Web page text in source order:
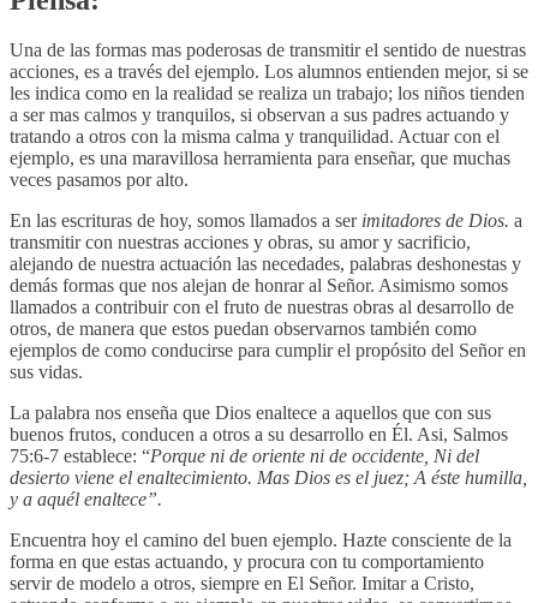
Una de las formas mas poderosas de transmitir el sentido de nuestras
acciones, es a través del ejemplo. Los alumnos entienden mejor, si se
les indica como en la realidad se realiza un trabajo; los niños tienden
a ser mas calmos y tranquilos, si observan a sus padres actuando y
tratando a otros con la misma calma y tranquilidad. Actuar con el
ejemplo, es una maravillosa herramienta para enseñar, que muchas
veces pasamos por alto.
En las escrituras de hoy, somos llamados a ser imitadores de Dios. a
transmitir con nuestras acciones y obras, su amor y sacrificio,
alejando de nuestra actuación las necedades, palabras deshonestas y
demás formas que nos alejan de honrar al Señor. Asimismo somos
llamados a contribuir con el fruto de nuestras obras al desarrollo de
otros, de manera que estos puedan observarnos también como
ejemplos de como conducirse para cumplir el propósito del Señor en
sus vidas.
La palabra nos enseña que Dios enaltece a aquellos que con sus
buenos frutos, conducen a otros a su desarrollo en Él. Asi, Salmos
75:6-7 establece: “Porque ni de oriente ni de occidente, Ni del
desierto viene el enaltecimiento. Mas Dios es el juez; A éste humilla,
y a aquél enaltece”.
Encuentra hoy el camino del buen ejemplo. Hazte consciente de la
forma en que estas actuando, y procura con tu comportamiento
servir de modelo a otros, siempre en El Señor. Imitar a Cristo,